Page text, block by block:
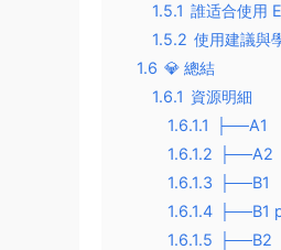
1.5.1 誰适合使用
1.5.2 使用建議與
1.6 💎 總結
1.6.1 資源明細
1.6.1.1
├──A1
1.6.1.2
├──A2
1.6.1.3
├──B1
1.6.1.4
├──B1
1.6.1.5
├──B2